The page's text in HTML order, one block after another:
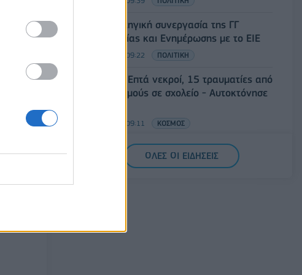
Νέα στρατηγική συνεργασία της ΓΓ
Επικοινωνίας και Ενημέρωσης με το ΕΙΕ
07/08/2026 - 09:22 ΠΟΛΙΤΙΚΗ
Ταϊλάνδη: Επτά νεκροί, 15 τραυματίες από
πυροβολισμούς σε σχολείο - Αυτοκτόνησε
07/08/2026 - 09:11 ΚΟΣΜΟΣ
Πειραιάς: Κορυφώνεται η έξοδος των
αδειούχων του Αυγούστου
ΟΛΕΣ ΟΙ ΕΙΔΗΣΕΙΣ